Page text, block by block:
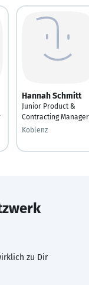
Hannah Schmitt
Junior Product &
Contracting Manager
Koblenz
zu Dir